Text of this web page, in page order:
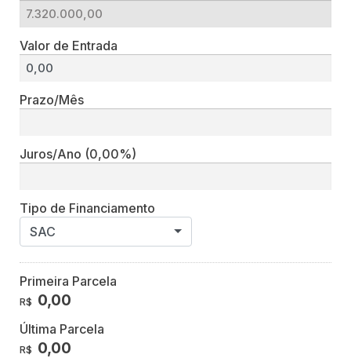
Valor de Entrada
Prazo/Mês
Juros/Ano (0,00%)
Tipo de Financiamento
SAC
Primeira Parcela
R$ 0,00
Última Parcela
R$ 0,00